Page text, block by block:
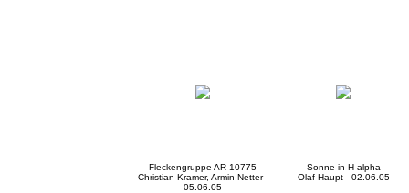
Fleckengruppe AR 10775
Christian Kramer, Armin Netter -
05.06.05
Sonne in H-alpha
Olaf Haupt - 02.06.05